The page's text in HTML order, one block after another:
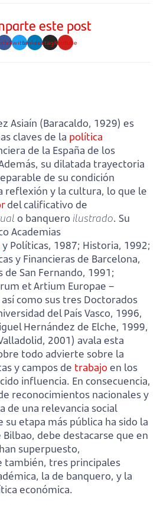
este post
TwitterLinkedinInstagramYoutube
Asiaín (Baracaldo, 1929) es
claves de la política
de la España de los
su dilatada trayectoria
de su condición
reflexión y la cultura, lo que le
del calificativo de
o banquero ilustrado. Su
Academias
y Políticas, 1987; Historia, 1992;
y Financieras de Barcelona,
de San Fernando, 1991;
et Artium Europae –
como sus tres Doctorados
del País Vasco, 1996,
Hernández de Elche, 1999,
2001) avala esta
todo advierte sobre la
y campos de trabajoen los
influencia. En consecuencia,
reconocimientos nacionales y
de una relevancia social
su etapa más pública ha sido la
Bilbao, debe destacarse que en
superpuesto,
también, tres principales
la de banquero, y la
económica.